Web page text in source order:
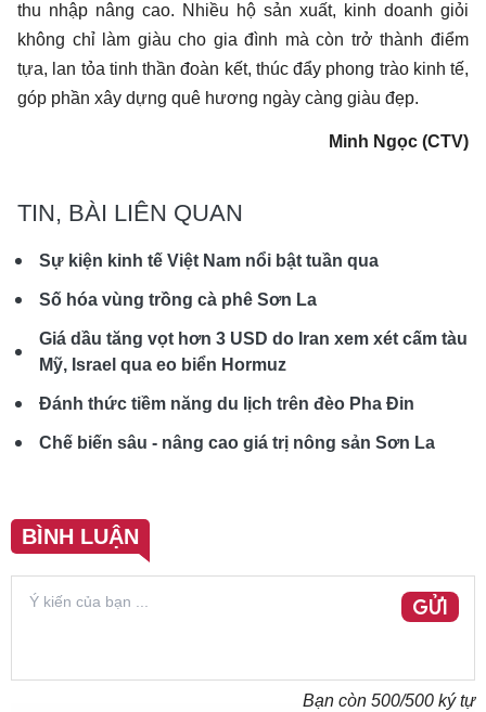
thu nhập nâng cao. Nhiều hộ sản xuất, kinh doanh giỏi
không chỉ làm giàu cho gia đình mà còn trở thành điểm
tựa, lan tỏa tinh thần đoàn kết, thúc đẩy phong trào kinh tế,
góp phần xây dựng quê hương ngày càng giàu đẹp.
Minh Ngọc (CTV)
TIN, BÀI LIÊN QUAN
Sự kiện kinh tế Việt Nam nổi bật tuần qua
Số hóa vùng trồng cà phê Sơn La
Giá dầu tăng vọt hơn 3 USD do Iran xem xét cấm tàu
Mỹ, Israel qua eo biển Hormuz
Đánh thức tiềm năng du lịch trên đèo Pha Đin
Chế biến sâu - nâng cao giá trị nông sản Sơn La
BÌNH LUẬN
GỬI
Bạn còn 500/500 ký tự